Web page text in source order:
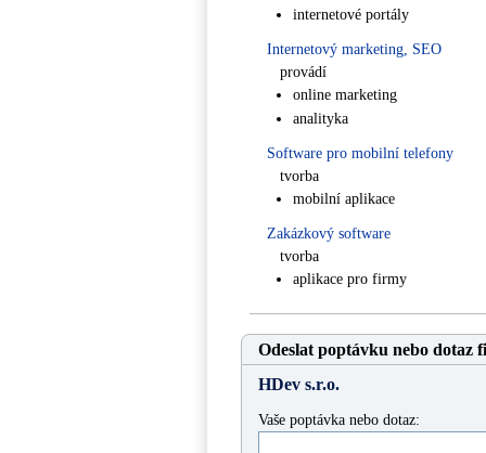
internetové portály
Internetový marketing, SEO
provádí
online marketing
analityka
Software pro mobilní telefony
tvorba
mobilní aplikace
Zakázkový software
tvorba
aplikace pro firmy
Odeslat poptávku nebo dotaz
HDev s.r.o.
Vaše poptávka nebo dotaz: